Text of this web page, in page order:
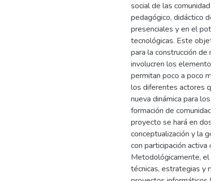
social de las
pedagógico, didáctico
presenciales y en el
tecnológicas. Este
para la construcción de
involucren los
permitan poco a poco
los diferentes actores
nueva dinámica para los
formación de
proyecto se hará en dos
conceptualización y la
con participación activa
Metodológicamente, el
técnicas, estrategias y